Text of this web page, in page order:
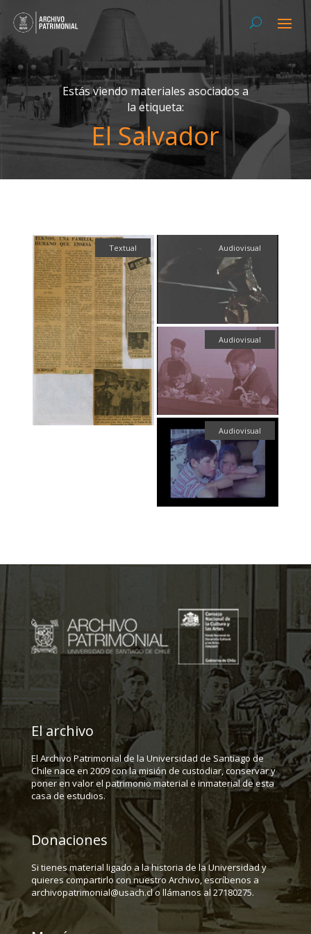
Estás viendo materiales asociados a
la etiqueta:
El Salvador
Textual Audiovisual
Audiovisual
Audiovisual
El archivo
El Archivo Patrimonial de la Universidad de Santiago de
Chile nace en 2009 con la misión de custodiar, conservar y
poner en valor el patrimonio material e inmaterial de esta
casa de estudios.
Donaciones
Si tienes material ligado a la historia de la Universidad y
quieres compartirlo con nuestro Archivo, escríbenos a
archivopatrimonial@usach.cl o llámanos al 27180275.